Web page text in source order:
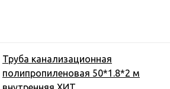
Труба канализационная
полипропиленовая 50*1.8*2 м